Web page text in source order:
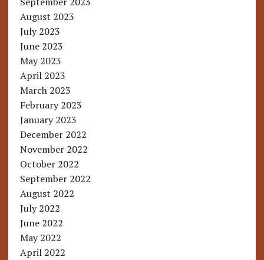
August 2023
July 2023
June 2023
May 2023
April 2023
March 2023
February 2023
January 2023
December 2022
November 2022
October 2022
September 2022
August 2022
July 2022
June 2022
May 2022
April 2022